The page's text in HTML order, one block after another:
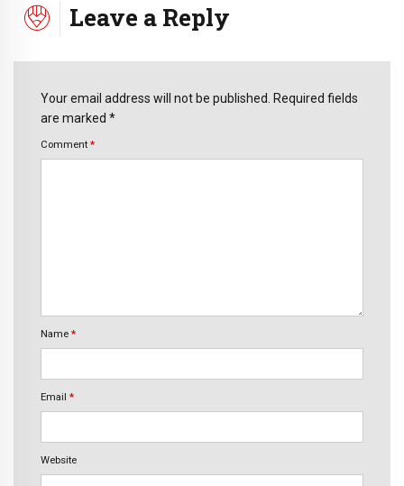
Leave a Reply
Your email address will not be published. Required fields
are marked *
Comment *
Name *
Email *
Website